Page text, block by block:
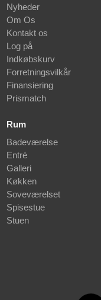
Nyheder
Om Os
Kontakt os
Log på
Indkøbskurv
Forretningsvilkår
Finansiering
Prismatch
Rum
Badeværelse
Entré
Galleri
Køkken
Soveværelset
Spisestue
Stuen